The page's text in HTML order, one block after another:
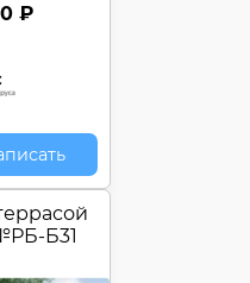
₽
РБ-Б31